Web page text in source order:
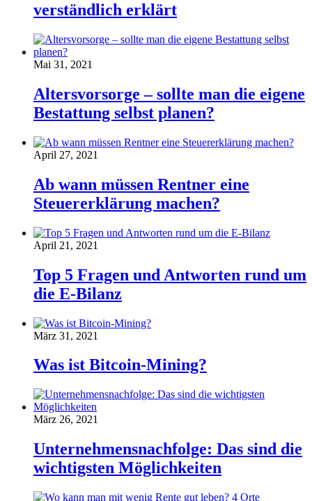
verständlich erklärt
Mai 31, 2021
Altersvorsorge – sollte man die eigene
Bestattung selbst planen?
April 27, 2021
Ab wann müssen Rentner eine
Steuererklärung machen?
April 21, 2021
Top 5 Fragen und Antworten rund um
die E-Bilanz
März 31, 2021
Was ist Bitcoin-Mining?
März 26, 2021
Unternehmensnachfolge: Das sind die
wichtigsten Möglichkeiten